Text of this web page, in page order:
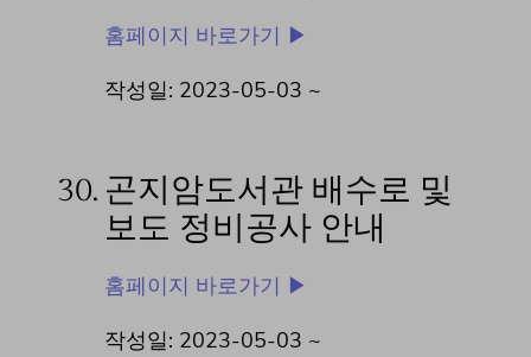
홈페이지 바로가기 ▶
작성일: 2023-05-03 ~
30. 곤지암도서관 배수로 및
보도 정비공사 안내
홈페이지 바로가기 ▶
작성일: 2023-05-03 ~